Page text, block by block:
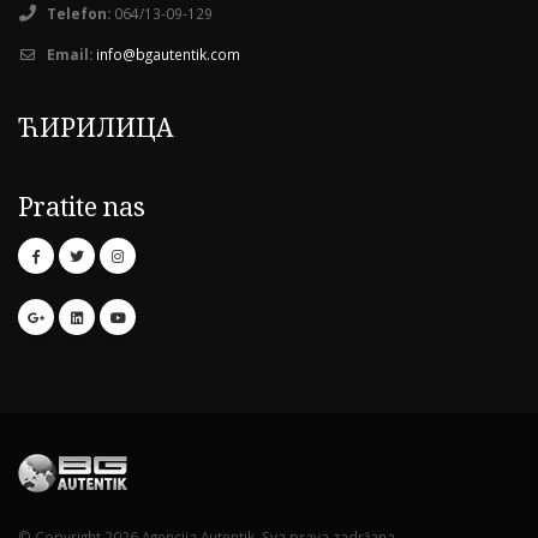
Telefon: 064/13-09-129
Email: info@bgautentik.com
ЋИРИЛИЦА
Pratite nas